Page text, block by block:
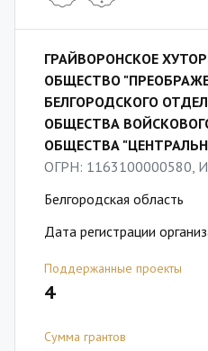
ГРАЙВОРОНСКОЕ
ОБЩЕСТВО
БЕЛГОРОДСКОГО
ОБЩЕСТВА
ОБЩЕСТВА
ОГРН: 1163100000580,
Белгородская область
Дата регистрации
Поддержанные проекты
4
Сумма грантов